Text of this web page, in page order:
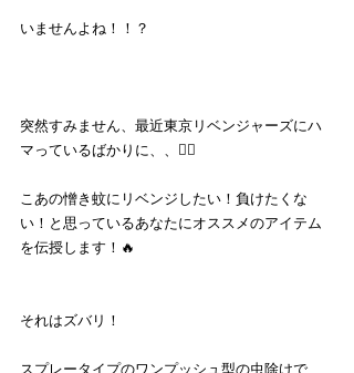
いませんよね！！？
突然すみません、最近東京リベンジャーズにハ
マっているばかりに、、🙇‍♂️
こあの憎き蚊にリベンジしたい！負けたくな
い！と思っているあなたにオススメのアイテム
を伝授します！🔥
それはズバリ！
スプレータイプのワンプッシュ型の虫除けで